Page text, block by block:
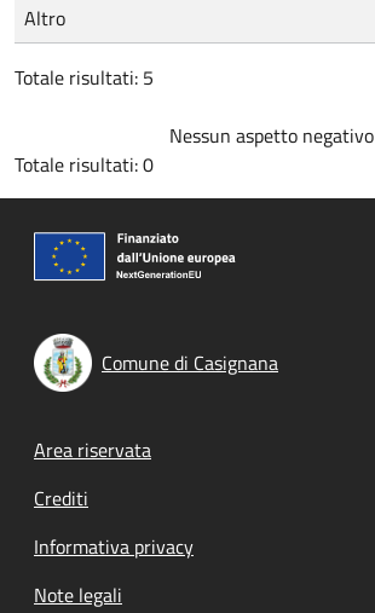
Altro
Totale risultati: 5
Nessun aspetto negativo
Totale risultati: 0
Comune di Casignana
Footer menu
Area riservata
Crediti
Informativa privacy
Note legali